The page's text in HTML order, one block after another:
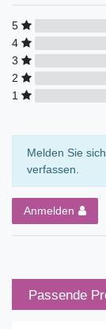
5
4
3
2
1
Melden Sie
verfassen.
Anmelden
Passende